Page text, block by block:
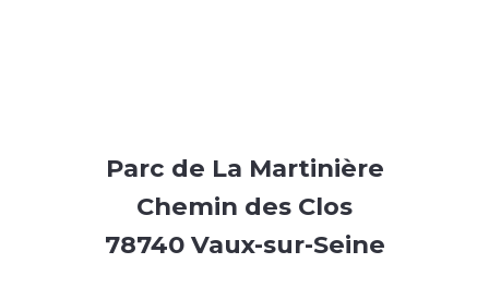
Parc de La Martinière
Chemin des Clos
78740 Vaux-sur-Seine